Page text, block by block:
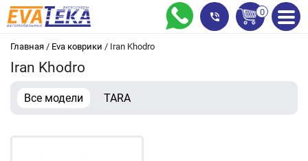
Главная / Eva коврики / Iran Khodro
Iran Khodro
Все модели TARA
0